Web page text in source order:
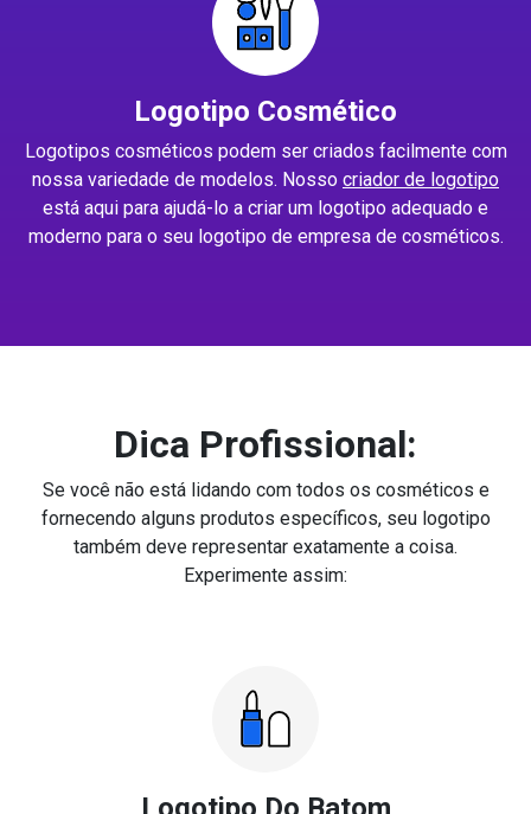
Logotipo Cosmético
Logotipos cosméticos podem ser criados facilmente com
nossa variedade de modelos. Nosso criador de logotipo
está aqui para ajudá-lo a criar um logotipo adequado e
moderno para o seu logotipo de empresa de cosméticos.
Dica Profissional:
Se você não está lidando com todos os cosméticos e
fornecendo alguns produtos específicos, seu logotipo
também deve representar exatamente a coisa.
Experimente assim: